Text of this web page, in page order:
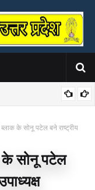
तक देश के सभी राज्य सभा व
ब्लाक के सोनू पटेल बने राष्ट्रीय
के सोनू पटेल